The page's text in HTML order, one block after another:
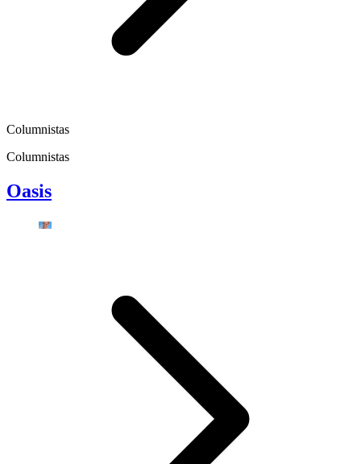
Columnistas
Columnistas
Oasis